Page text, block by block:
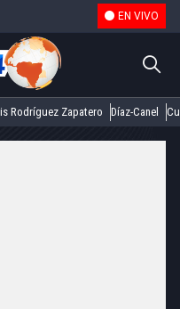
EN VIVO
Rodríguez Zapatero Díaz-Canel